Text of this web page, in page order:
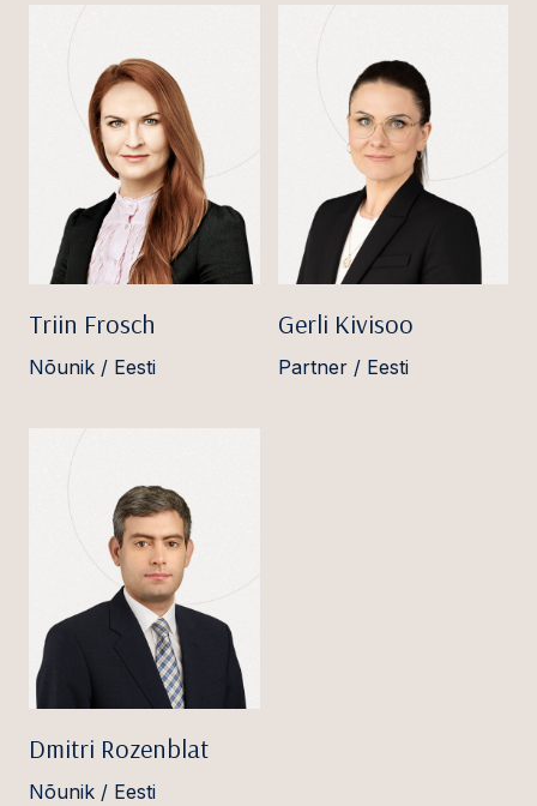
Triin Frosch
Nõunik / Eesti
Gerli Kivisoo
Partner / Eesti
Dmitri Rozenblat
Nõunik / Eesti